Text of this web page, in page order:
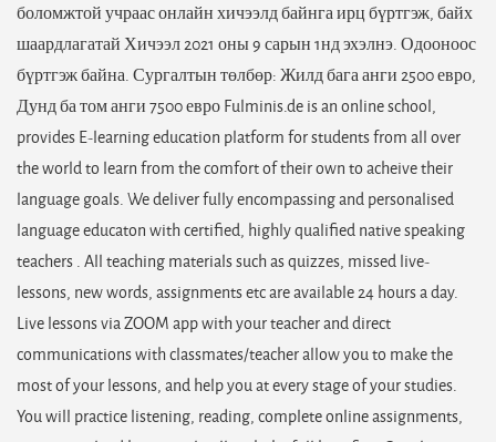
боломжтой учраас онлайн хичээлд байнга ирц бүртгэж, байх
шаардлагатай Хичээл 2021 оны 9 сарын 1нд эхэлнэ. Одооноос
бүртгэж байна. Сургалтын төлбөр: Жилд бага анги 2500 евро,
Дунд ба том анги 7500 евро Fulminis.de is an online school,
provides E-learning education platform for students from all over
the world to learn from the comfort of their own to acheive their
language goals. We deliver fully encompassing and personalised
language educaton with certified, highly qualified native speaking
teachers . All teaching materials such as quizzes, missed live-
lessons, new words, assignments etc are available 24 hours a day.
Live lessons via ZOOM app with your teacher and direct
communications with classmates/teacher allow you to make the
most of your lessons, and help you at every stage of your studies.
You will practice listening, reading, complete online assignments,